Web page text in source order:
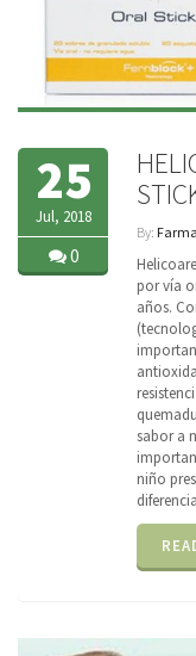
25
Jul, 2018
0
By:
por vía
años.
sabor a
niño